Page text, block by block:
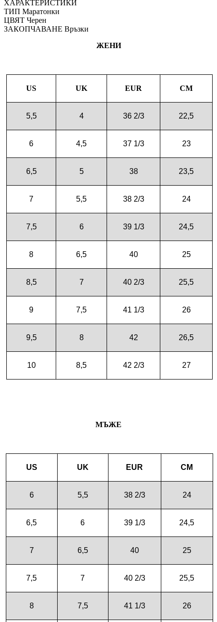
ХАРАКТЕРИСТИКИ
ТИП Маратонки
ЦВЯТ Черен
ЗАКОПЧАВАНЕ Връзки
ЖЕНИ
US UK EUR CM
5,5 4 36 2/3 22,5
6 4,5 37 1/3 23
6,5 5 38 23,5
7 5,5 38 2/3 24
7,5 6 39 1/3 24,5
8 6,5 40 25
8,5 7 40 2/3 25,5
9 7,5 41 1/3 26
9,5 8 42 26,5
10 8,5 42 2/3 27
МЪЖЕ
US UK EUR CM
6 5,5 38 2/3 24
6,5 6 39 1/3 24,5
7 6,5 40 25
7,5 7 40 2/3 25,5
8 7,5 41 1/3 26